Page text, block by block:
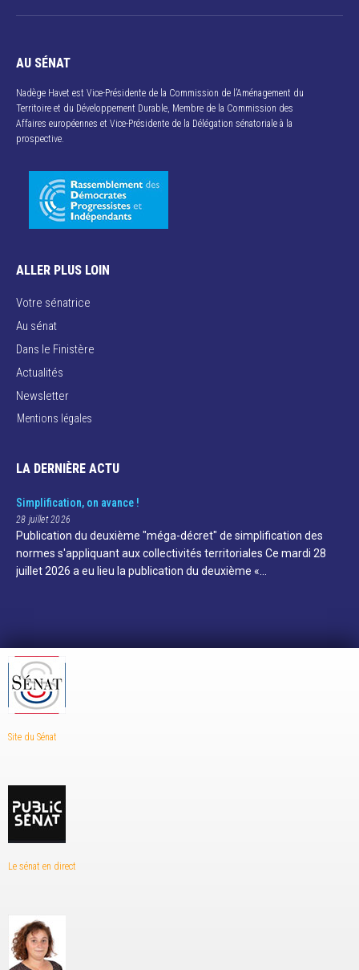
AU SÉNAT
Nadège Havet est Vice-Présidente de la Commission de l’Aménagement du
Territoire et du Développement Durable, Membre de la Commission des
Affaires européennes et Vice-Présidente de la Délégation sénatoriale à la
prospective.
ALLER PLUS LOIN
Votre sénatrice
Au sénat
Dans le Finistère
Actualités
Newsletter
Mentions légales
LA DERNIÈRE ACTU
Simplification, on avance !
28 juillet 2026
Publication du deuxième "méga-décret" de simplification des
normes s'appliquant aux collectivités territoriales Ce mardi 28
juillet 2026 a eu lieu la publication du deuxième «…
Site du Sénat
Le sénat en direct